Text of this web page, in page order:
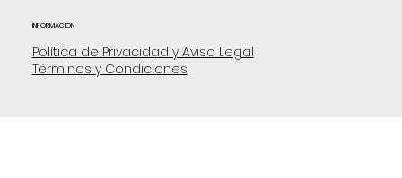
INFORMACION
Política de Privacidad y Aviso Legal
Términos y Condiciones